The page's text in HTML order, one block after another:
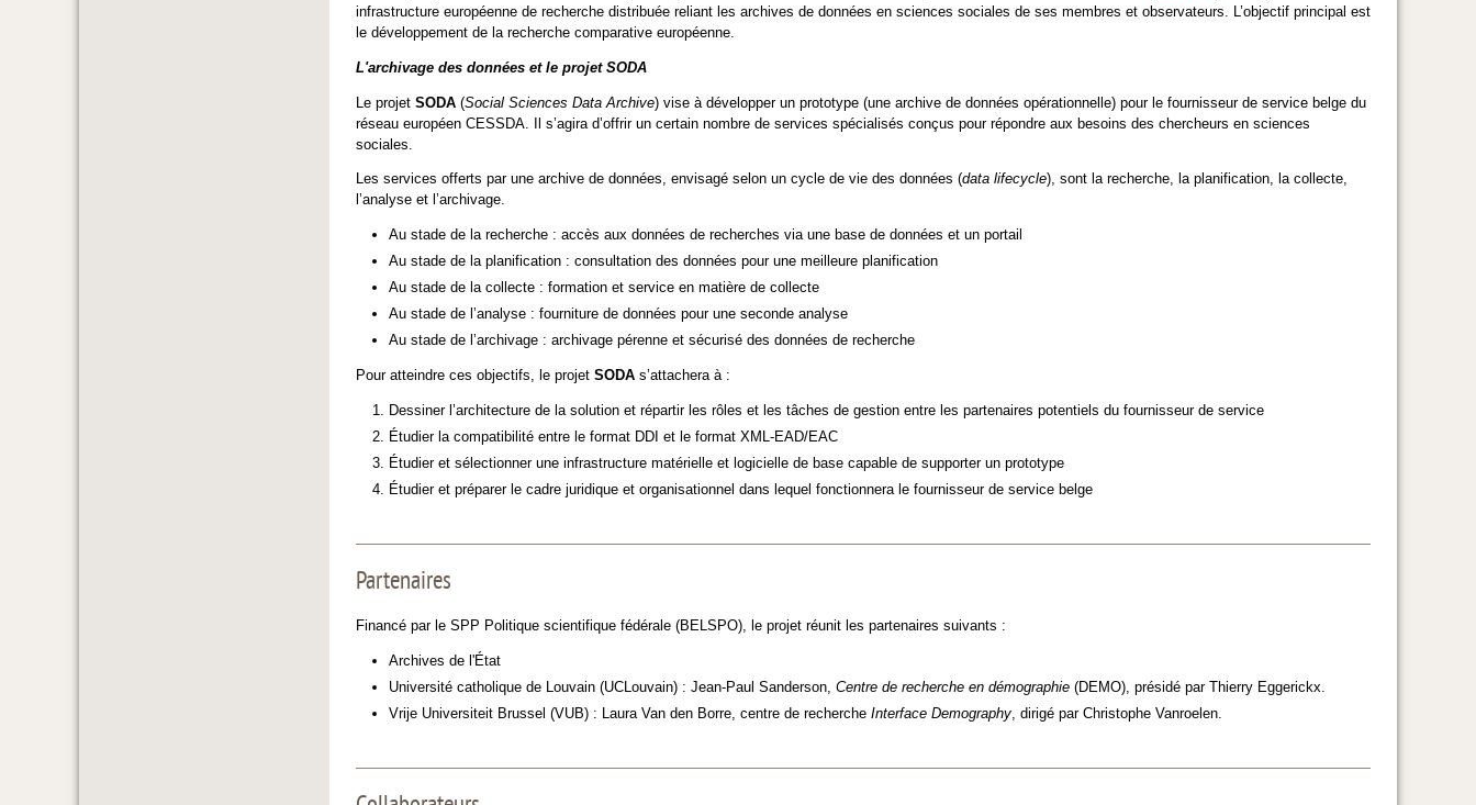
infrastructure européenne de recherche distribuée reliant les archives de données en sciences sociales de ses membres et observateurs. L’objectif principal est
le développement de la recherche comparative européenne.
L'archivage des données et le projet SODA
Le projet SODA (Social Sciences Data Archive) vise à développer un prototype (une archive de données opérationnelle) pour le fournisseur de service belge du
réseau européen CESSDA. Il s’agira d’offrir un certain nombre de services spécialisés conçus pour répondre aux besoins des chercheurs en sciences
sociales.
Les services offerts par une archive de données, envisagé selon un cycle de vie des données (data lifecycle), sont la recherche, la planification, la collecte,
l’analyse et l’archivage.
Au stade de la recherche : accès aux données de recherches via une base de données et un portail
Au stade de la planification : consultation des données pour une meilleure planification
Au stade de la collecte : formation et service en matière de collecte
Au stade de l’analyse : fourniture de données pour une seconde analyse
Au stade de l’archivage : archivage pérenne et sécurisé des données de recherche
Pour atteindre ces objectifs, le projet SODA s’attachera à :
Dessiner l’architecture de la solution et répartir les rôles et les tâches de gestion entre les partenaires potentiels du fournisseur de service
Étudier la compatibilité entre le format DDI et le format XML-EAD/EAC
Étudier et sélectionner une infrastructure matérielle et logicielle de base capable de supporter un prototype
Étudier et préparer le cadre juridique et organisationnel dans lequel fonctionnera le fournisseur de service belge
Partenaires
Financé par le SPP Politique scientifique fédérale (BELSPO), le projet réunit les partenaires suivants :
Archives de l'État
Université catholique de Louvain (UCLouvain) : Jean-Paul Sanderson, Centre de recherche en démographie (DEMO), présidé par Thierry Eggerickx.
Vrije Universiteit Brussel (VUB) : Laura Van den Borre, centre de recherche Interface Demography , dirigé par Christophe Vanroelen.